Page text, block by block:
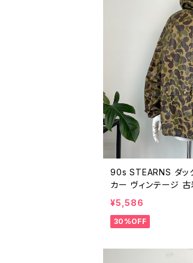
90s STEARNS ダッ
カー ヴィンテージ 古
アウトドア ハンティ
イトアウター M
¥5,586
30%OFF